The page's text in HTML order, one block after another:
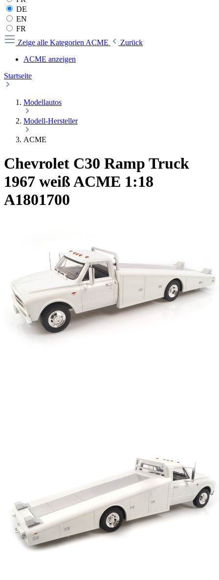
DE
EN
FR
Zeige alle Kategorien ACME
Zurück
ACME anzeigen
Startseite
Modellautos
Modell-Hersteller
ACME
Chevrolet C30 Ramp Truck
1967 weiß ACME 1:18
A1801700